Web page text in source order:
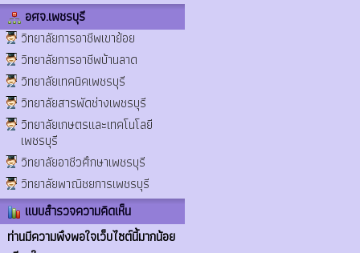
อศจ.เพชรบุรี
วิทยาลัยการอาชีพเขาย้อย
วิทยาลัยการอาชีพบ้านลาด
วิทยาลัยเทคนิคเพชรบุรี
วิทยาลัยสารพัดช่างเพชรบุรี
วิทยาลัยเกษตรและเทคโนโลยี
เพชรบุรี
วิทยาลัยอาชีวศึกษาเพชรบุรี
วิทยาลัยพาณิชยการเพชรบุรี
แบบสำรวจความคิดเห็น
ท่านมีความพึงพอใจเว็บไซต์นี้มากน้อย